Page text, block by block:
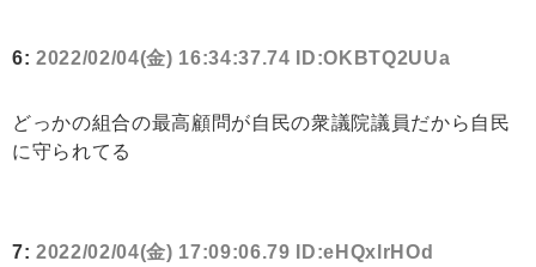
6: 2022/02/04(金) 16:34:37.74 ID:OKBTQ2UUa
どっかの組合の最高顧問が自民の衆議院議員だから自民
に守られてる
7: 2022/02/04(金) 17:09:06.79 ID:eHQxlrHOd